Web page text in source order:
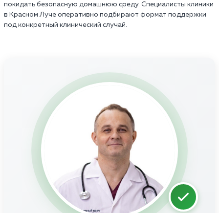
покидать безопасную домашнюю среду. Специалисты клиники
в Красном Луче оперативно подбирают формат поддержки
под конкретный клинический случай.